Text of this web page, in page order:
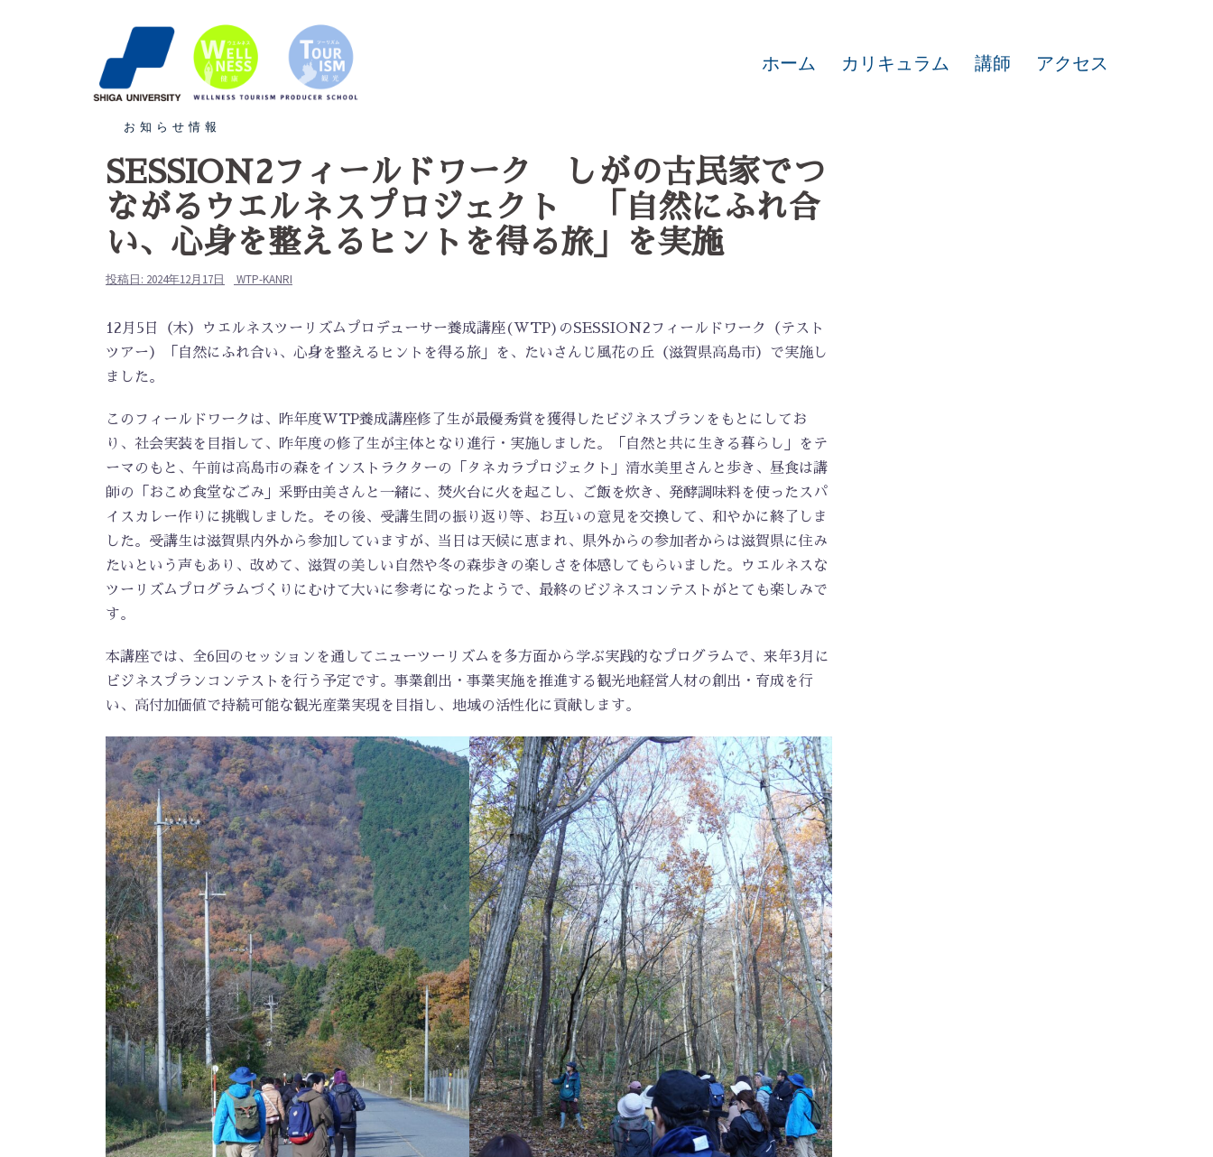
ホーム カリキュラム 講師 アクセス
お知らせ情報
SESSION2フィールドワーク しがの古民家でつ
ながるウエルネスプロジェクト 「自然にふれ合
い、心身を整えるヒントを得る旅」を実施
投稿日: 2024年12月17日 WTP-KANRI
12月5日（木）ウエルネスツーリズムプロデューサー養成講座(WTP)のSESSION2フィールドワーク（テスト
ツアー）「自然にふれ合い、心身を整えるヒントを得る旅」を、たいさんじ風花の丘（滋賀県高島市）で実施し
ました。
このフィールドワークは、昨年度WTP養成講座修了生が最優秀賞を獲得したビジネスプランをもとにしてお
り、社会実装を目指して、昨年度の修了生が主体となり進行・実施しました。「自然と共に生きる暮らし」をテ
ーマのもと、午前は高島市の森をインストラクターの「タネカラプロジェクト」清水美里さんと歩き、昼食は講
師の「おこめ食堂なごみ」釆野由美さんと一緒に、焚火台に火を起こし、ご飯を炊き、発酵調味料を使ったスパ
イスカレー作りに挑戦しました。その後、受講生間の振り返り等、お互いの意見を交換して、和やかに終了しま
した。受講生は滋賀県内外から参加していますが、当日は天候に恵まれ、県外からの参加者からは滋賀県に住み
たいという声もあり、改めて、滋賀の美しい自然や冬の森歩きの楽しさを体感してもらいました。ウエルネスな
ツーリズムプログラムづくりにむけて大いに参考になったようで、最終のビジネスコンテストがとても楽しみで
す。
本講座では、全6回のセッションを通してニューツーリズムを多方面から学ぶ実践的なプログラムで、来年3月に
ビジネスプランコンテストを行う予定です。事業創出・事業実施を推進する観光地経営人材の創出・育成を行
い、高付加価値で持続可能な観光産業実現を目指し、地域の活性化に貢献します。